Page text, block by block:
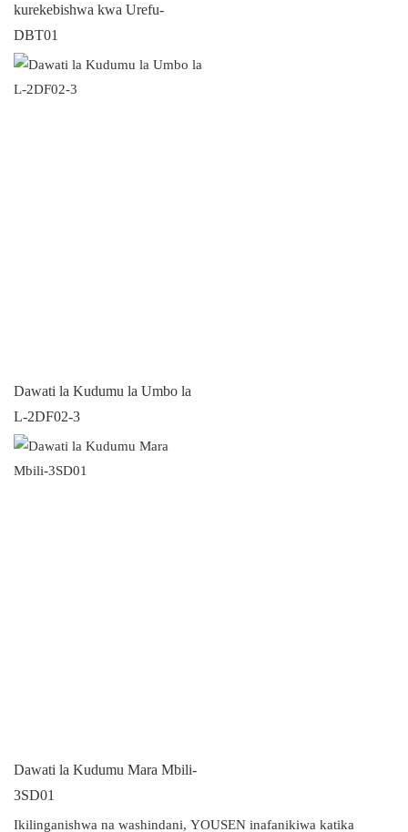
kurekebishwa kwa Urefu-
DBT01
Dawati la Kudumu la Umbo la
L-2DF02-3
Dawati la Kudumu Mara Mbili-
3SD01
Ikilinganishwa na washindani, YOUSEN inafanikiwa katika